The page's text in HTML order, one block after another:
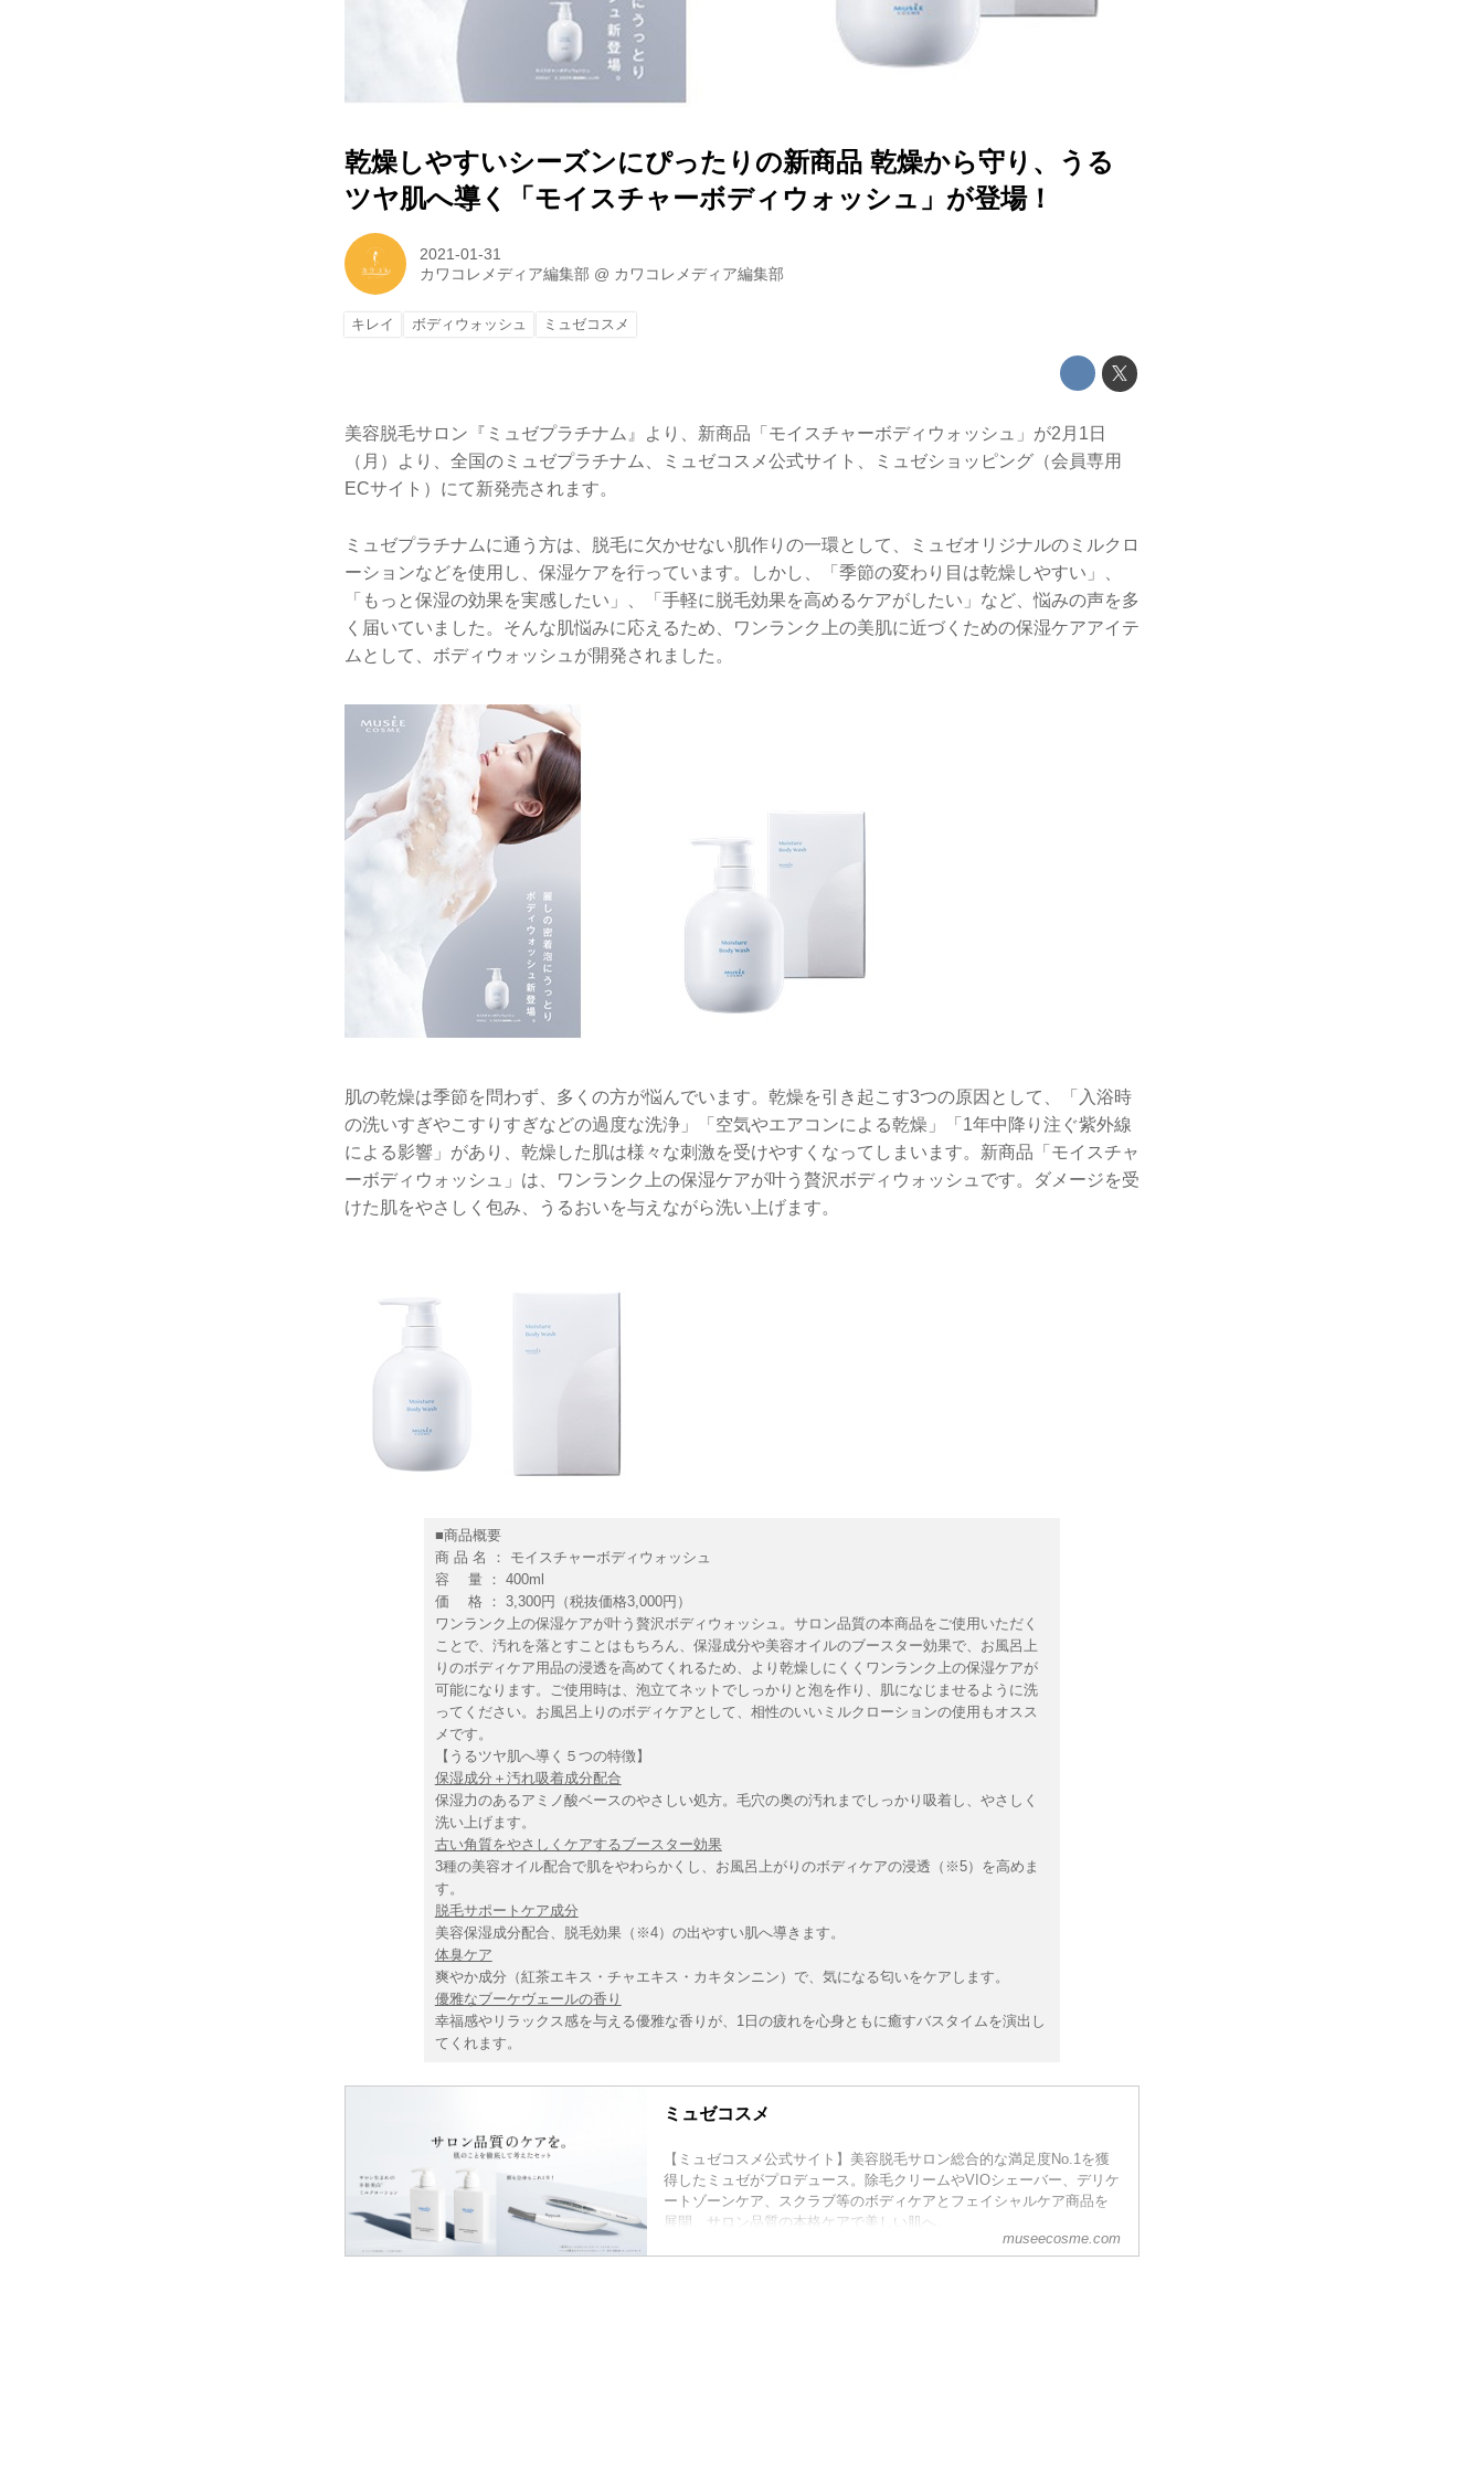
乾燥しやすいシーズンにぴったりの新商品 乾燥から守り、うる
ツヤ肌へ導く「モイスチャーボディウォッシュ」が登場！
2021-01-31
カワコレメディア編集部 @ カワコレメディア編集部
キレイ ボディウォッシュ ミュゼコスメ
美容脱毛サロン『ミュゼプラチナム』より、新商品「モイスチャーボディウォッシュ」が2月1日
（月）より、全国のミュゼプラチナム、ミュゼコスメ公式サイト、ミュゼショッピング（会員専用
ECサイト）にて新発売されます。
ミュゼプラチナムに通う方は、脱毛に欠かせない肌作りの一環として、ミュゼオリジナルのミルクロ
ーションなどを使用し、保湿ケアを行っています。しかし、「季節の変わり目は乾燥しやすい」、
「もっと保湿の効果を実感したい」、「手軽に脱毛効果を高めるケアがしたい」など、悩みの声を多
く届いていました。そんな肌悩みに応えるため、ワンランク上の美肌に近づくための保湿ケアアイテ
ムとして、ボディウォッシュが開発されました。
肌の乾燥は季節を問わず、多くの方が悩んでいます。乾燥を引き起こす3つの原因として、「入浴時
の洗いすぎやこすりすぎなどの過度な洗浄」「空気やエアコンによる乾燥」「1年中降り注ぐ紫外線
による影響」があり、乾燥した肌は様々な刺激を受けやすくなってしまいます。新商品「モイスチャ
ーボディウォッシュ」は、ワンランク上の保湿ケアが叶う贅沢ボディウォッシュです。ダメージを受
けた肌をやさしく包み、うるおいを与えながら洗い上げます。
■商品概要
商 品 名 ： モイスチャーボディウォッシュ
容 量 ： 400ml
価 格 ： 3,300円（税抜価格3,000円）
ワンランク上の保湿ケアが叶う贅沢ボディウォッシュ。サロン品質の本商品をご使用いただく
ことで、汚れを落とすことはもちろん、保湿成分や美容オイルのブースター効果で、お風呂上
りのボディケア用品の浸透を高めてくれるため、より乾燥しにくくワンランク上の保湿ケアが
可能になります。ご使用時は、泡立てネットでしっかりと泡を作り、肌になじませるように洗
ってください。お風呂上りのボディケアとして、相性のいいミルクローションの使用もオスス
メです。
【うるツヤ肌へ導く５つの特徴】
保湿成分＋汚れ吸着成分配合
保湿力のあるアミノ酸ベースのやさしい処方。毛穴の奥の汚れまでしっかり吸着し、やさしく
洗い上げます。
古い角質をやさしくケアするブースター効果
3種の美容オイル配合で肌をやわらかくし、お風呂上がりのボディケアの浸透（※5）を高めま
す。
脱毛サポートケア成分
美容保湿成分配合、脱毛効果（※4）の出やすい肌へ導きます。
体臭ケア
爽やか成分（紅茶エキス・チャエキス・カキタンニン）で、気になる匂いをケアします。
優雅なブーケヴェールの香り
幸福感やリラックス感を与える優雅な香りが、1日の疲れを心身ともに癒すバスタイムを演出し
てくれます。
ミュゼコスメ
【ミュゼコスメ公式サイト】美容脱毛サロン総合的な満足度No.1を獲
得したミュゼがプロデュース。除毛クリームやVIOシェーバー、デリケ
ートゾーンケア、スクラブ等のボディケアとフェイシャルケア商品を
展開。サロン品質の本格ケアで美しい肌へ。
museecosme.com